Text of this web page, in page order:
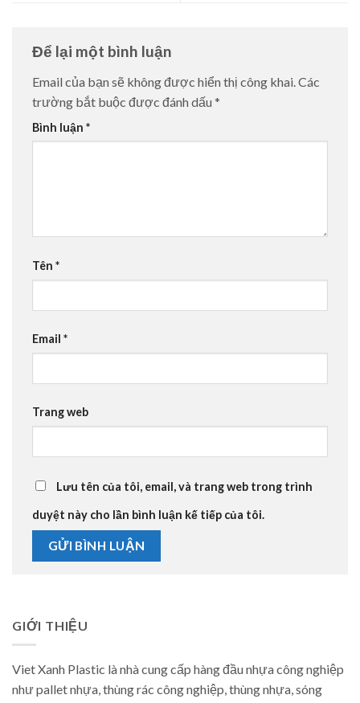
Để lại một bình luận
Email của bạn sẽ không được hiển thị công khai. Các
trường bắt buộc được đánh dấu *
Bình luận *
Tên *
Email *
Trang web
Lưu tên của tôi, email, và trang web trong trình
duyệt này cho lần bình luận kế tiếp của tôi.
GIỚI THIỆU
Viet Xanh Plastic là nhà cung cấp hàng đầu nhựa công nghiệp
như pallet nhựa, thùng rác công nghiệp, thùng nhựa, sóng